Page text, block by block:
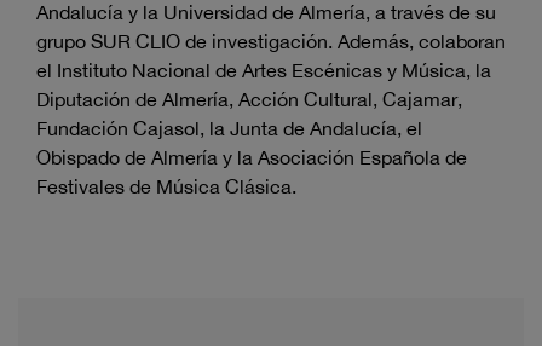
Andalucía y la Universidad de Almería, a través de su
grupo SUR CLIO de investigación. Además, colaboran
el Instituto Nacional de Artes Escénicas y Música, la
Diputación de Almería, Acción Cultural, Cajamar,
Fundación Cajasol, la Junta de Andalucía, el
Obispado de Almería y la Asociación Española de
Festivales de Música Clásica.